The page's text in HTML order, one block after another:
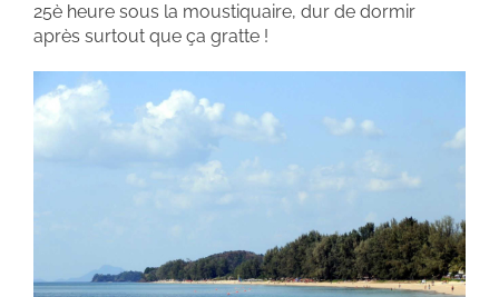
25è heure sous la moustiquaire, dur de dormir
après surtout que ça gratte !